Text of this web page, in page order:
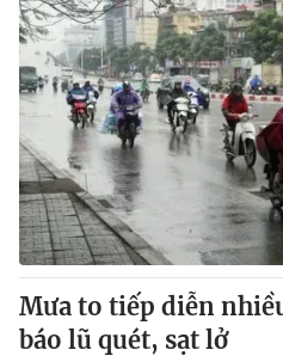
Mưa to tiếp diễn
báo lũ quét, sạt lở